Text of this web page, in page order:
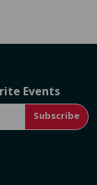
Events
Subscribe